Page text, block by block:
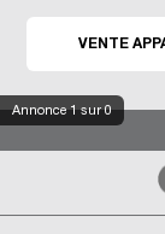
Annonce1sur 0
VENTE